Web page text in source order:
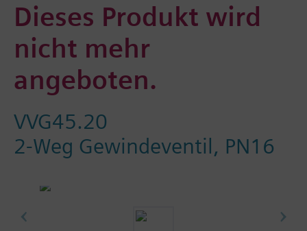
Dieses Produkt wird
nicht mehr
angeboten.
VVG45.20
2-Weg Gewindeventil, PN16